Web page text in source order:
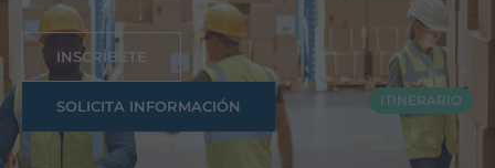
ITINERARIO
INSCRÍBETE
SOLICITA INFORMACIÓN